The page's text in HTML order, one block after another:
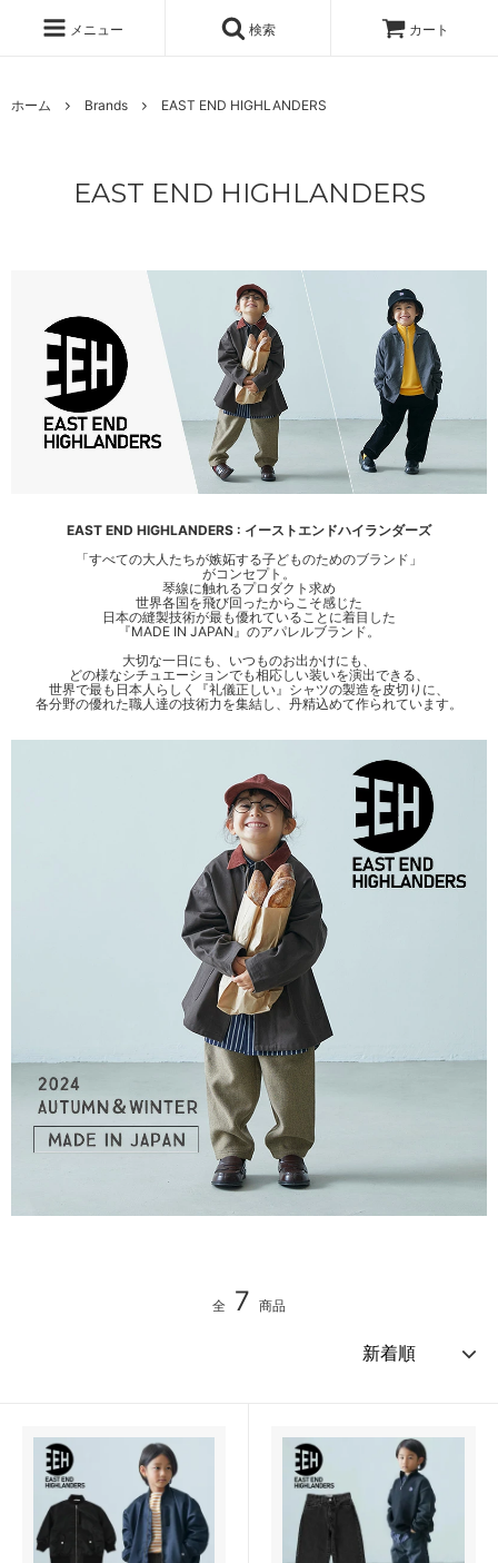
メニュー 検索 カート
ホーム Brands EAST END HIGHLANDERS
EAST END HIGHLANDERS
EAST END HIGHLANDERS : イーストエンドハイランダーズ
「すべての大人たちが嫉妬する子どものためのブランド」
がコンセプト。
琴線に触れるプロダクト求め
世界各国を飛び回ったからこそ感じた
日本の縫製技術が最も優れていることに着目した
『MADE IN JAPAN』のアパレルブランド。
大切な一日にも、いつものお出かけにも、
どの様なシチュエーションでも相応しい装いを演出できる、
世界で最も日本人らしく『礼儀正しい』シャツの製造を皮切りに、
各分野の優れた職人達の技術力を集結し、丹精込めて作られています。
全 7 商品